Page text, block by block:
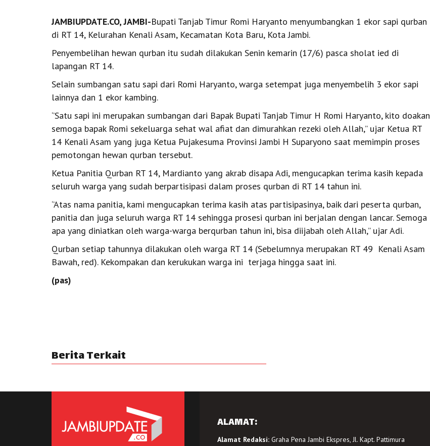
JAMBIUPDATE.CO, JAMBI-Bupati Tanjab Timur Romi Haryanto menyumbangkan 1 ekor sapi qurban
di RT 14, Kelurahan Kenali Asam, Kecamatan Kota Baru, Kota Jambi.
Penyembelihan hewan qurban itu sudah dilakukan Senin kemarin (17/6) pasca sholat ied di
lapangan RT 14.
Selain sumbangan satu sapi dari Romi Haryanto, warga setempat juga menyembelih 3 ekor sapi
lainnya dan 1 ekor kambing.
‘’Satu sapi ini merupakan sumbangan dari Bapak Bupati Tanjab Timur H Romi Haryanto, kito doakan
semoga bapak Romi sekeluarga sehat wal afiat dan dimurahkan rezeki oleh Allah,’’ ujar Ketua RT
14 Kenali Asam yang juga Ketua Pujakesuma Provinsi Jambi H Suparyono saat memimpin proses
pemotongan hewan qurban tersebut.
Ketua Panitia Qurban RT 14, Mardianto yang akrab disapa Adi, mengucapkan terima kasih kepada
seluruh warga yang sudah berpartisipasi dalam proses qurban di RT 14 tahun ini.
‘’Atas nama panitia, kami mengucapkan terima kasih atas partisipasinya, baik dari peserta qurban,
panitia dan juga seluruh warga RT 14 sehingga prosesi qurban ini berjalan dengan lancar. Semoga
apa yang diniatkan oleh warga-warga berqurban tahun ini, bisa diijabah oleh Allah,’’ ujar Adi.
Qurban setiap tahunnya dilakukan oleh warga RT 14 (Sebelumnya merupakan RT 49 Kenali Asam
Bawah, red). Kekompakan dan kerukukan warga ini terjaga hingga saat ini.
(pas)
Berita Terkait
ALAMAT:
Alamat Redaksi:Graha Pena Jambi Ekspres, Jl. Kapt. Pattimura